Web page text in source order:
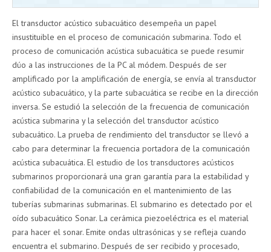
El transductor acústico subacuático desempeña un papel
insustituible en el proceso de comunicación submarina. Todo el
proceso de comunicación acústica subacuática se puede resumir
dúo a las instrucciones de la PC al módem. Después de ser
amplificado por la amplificación de energía, se envía al transductor
acústico subacuático, y la parte subacuática se recibe en la dirección
inversa. Se estudió la selección de la frecuencia de comunicación
acústica submarina y la selección del transductor acústico
subacuático. La prueba de rendimiento del transductor se llevó a
cabo para determinar la frecuencia portadora de la comunicación
acústica subacuática. El estudio de los transductores acústicos
submarinos proporcionará una gran garantía para la estabilidad y
confiabilidad de la comunicación en el mantenimiento de las
tuberías submarinas submarinas. El submarino es detectado por el
oído subacuático Sonar. La cerámica piezoeléctrica es el material
para hacer el sonar. Emite ondas ultrasónicas y se refleja cuando
encuentra el submarino. Después de ser recibido y procesado,